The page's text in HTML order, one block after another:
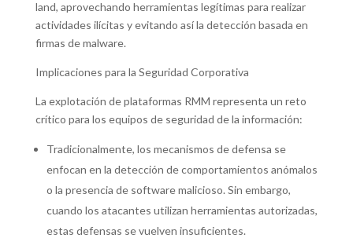
land, aprovechando herramientas legítimas para realizar
actividades ilícitas y evitando así la detección basada en
firmas de malware.
Implicaciones para la Seguridad Corporativa
La explotación de plataformas RMM representa un reto
crítico para los equipos de seguridad de la información:
Tradicionalmente, los mecanismos de defensa se
enfocan en la detección de comportamientos anómalos
o la presencia de software malicioso. Sin embargo,
cuando los atacantes utilizan herramientas autorizadas,
estas defensas se vuelven insuficientes.